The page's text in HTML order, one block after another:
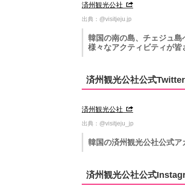
済州観光公社
出典：@visitjeju.jp
韓国の南の島、チェジュ島
様々なアクティビティが皆
済州観光公社公式
済州観光公社
出典：@visitjeju_jp
韓国の済州観光公社公式
済州観光公社公式